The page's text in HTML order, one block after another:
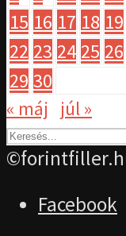
15 16 17 18 19
22 23 24 25 26
29 30
« máj
júl »
Facebook